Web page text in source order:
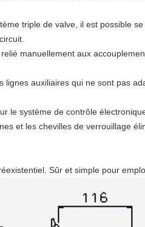
triple de valve, il est possible
manuellement aux
auxiliaires qui ne sont pas
le système de contrôle
et les chevilles de verrouillage
Sûr et simple pour